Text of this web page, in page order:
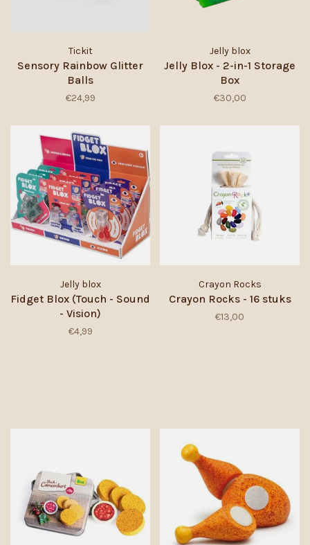
Tickit
Sensory Rainbow Glitter
Balls
€24,99
Jelly blox
Jelly Blox - 2-in-1 Storage
Box
€30,00
Jelly blox
Fidget Blox (Touch - Sound
- Vision)
€4,99
Crayon Rocks
Crayon Rocks - 16 stuks
€13,00